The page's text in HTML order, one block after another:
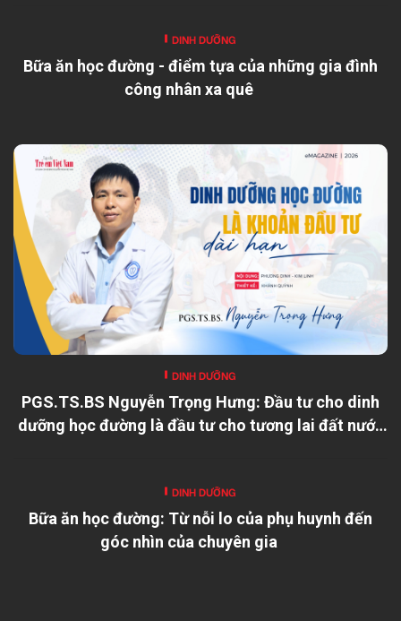
DINH DƯỠNG
Bữa ăn học đường - điểm tựa của những gia đình
công nhân xa quê
DINH DƯỠNG
PGS.TS.BS Nguyễn Trọng Hưng: Đầu tư cho dinh
dưỡng học đường là đầu tư cho tương lai đất nước
DINH DƯỠNG
Bữa ăn học đường: Từ nỗi lo của phụ huynh đến
góc nhìn của chuyên gia